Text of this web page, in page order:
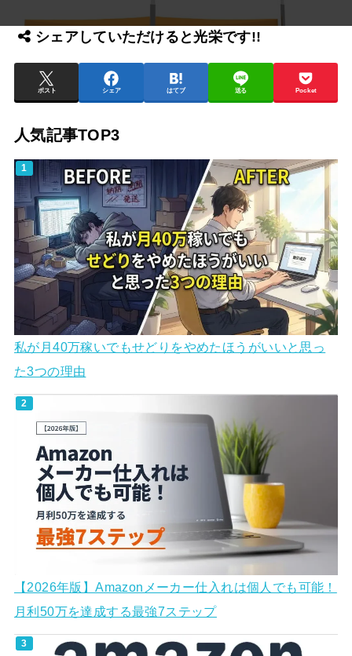
シェアしていただけると光栄です!!
ポスト シェア はてブ 送る Pocket
人気記事TOP3
私が月40万稼いでもせどりをやめたほうがいいと思っ
た3つの理由
【2026年版】Amazonメーカー仕入れは個人でも可能！
月利50万を達成する最強7ステップ